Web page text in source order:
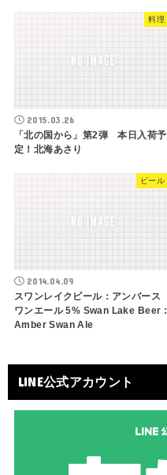
料理
2015.03.26
「北の国から」第2弾 本日入荷予
定！北海あさり
ビール
2014.04.09
スワンレイクビール：アンバース
ワンエール 5% Swan Lake Beer :
Amber Swan Ale
LINE公式アカウント